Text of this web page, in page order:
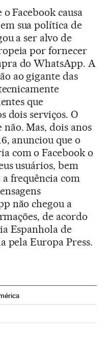
Facebook causa
sua política de
a ser alvo de
por fornecer
do WhatsApp. A
ao gigante das
que
dois serviços. O
Mas, dois anos
anunciou que o
com o Facebook o
usuários, bem
frequência com
não chegou a
de acordo
Espanhola de
pela Europa Press.
Facebook